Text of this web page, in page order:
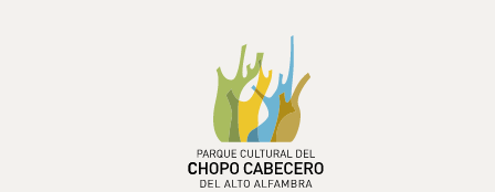
PARQUE CULTURAL DEL
CHOPO CABECERO
DEL ALTO ALFAMBRA